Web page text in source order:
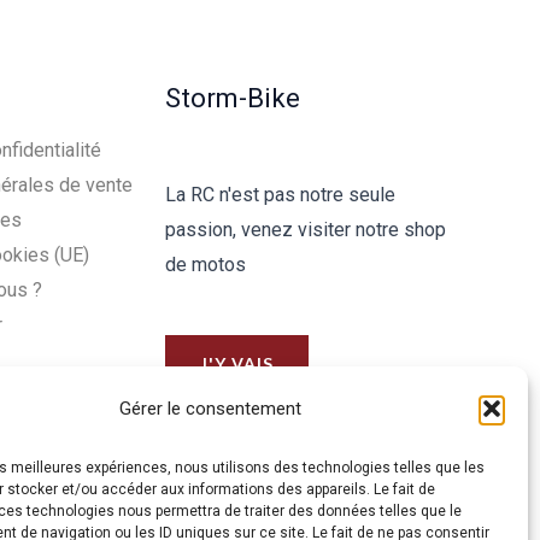
Gérer le consentement
meilleures expériences, nous utilisons des technologies telles que les
stocker et/ou accéder aux informations des appareils. Le fait de
technologies nous permettra de traiter des données telles que le
de navigation ou les ID uniques sur ce site. Le fait de ne pas consentir
de vente
(UE)
?
Storm-Bike
La RC n'est pas notre seule
passion, venez visiter notre shop
de motos
J'Y VAIS